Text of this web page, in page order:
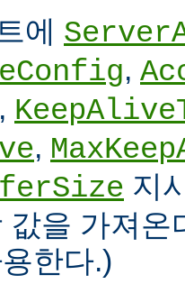
에
,
,
,
지
값을 가져온
한다.)